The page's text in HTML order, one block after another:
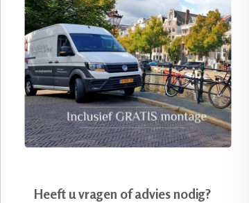
Heeft u vragen of advies nodig?